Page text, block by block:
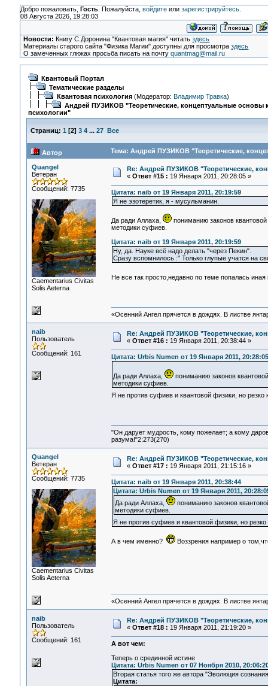
Добро пожаловать, Гость. Пожалуйста, войдитеили зарегистрируйтесь.
08 Августа 2026, 19:28:03
Новости: Книгу С.Доронина "Квантовая магия" читатьздесь
Материалы старого сайта "Физика Магии" доступны для просмотраздесь
О замеченных глюках просьба писать на почтуquantmag@mail.ru
Квантовый Портал
Тематические разделы
Квантовая психология(Модератор: Владимир Травка)
Андрей ПУЗИКОВ "Теоретические, концептуальные основы
психологии"
Страниц: 1 [2] 3 4 ... 27 Все
Автор Тема: Андрей ПУЗИКОВ "Теоретические,
Quangel
Ветеран
Сообщений: 7735
Сaementarius Civitas
Solis Aeterna
Re: Андрей ПУЗИКОВ "Теоретические,
« Ответ #15 : 19 Января 2011, 20:28:05 »
Цитата: naib от 19 Января 2011, 20:19:59
Я не эзотеретик, я - мусульманин.
Да ради Аллаха,
пониманию законов
методики суфиев.
Цитата: naib от 19 Января 2011, 20:19:59
Ну, да. Науке всё надо делать "через Пекин".
Сразу вспомнилось :" Только глупые учатся на
Не все так просто,недавно по теме попалась
«Осенний Ангел прячется в дождях. В листве
naib
Пользователь
Сообщений: 161
Re: Андрей ПУЗИКОВ "Теоретические,
« Ответ #16 : 19 Января 2011, 20:38:44 »
Цитата: Urbis Numen от 19 Января 2011, 20:28:05
Да ради Аллаха,
пониманию законов
методики суфиев.
Я не против суфиев и квантовой физики, но резко
"Он дарует мудрость, кому пожелает; а кому
разума!"2:273(270)
Quangel
Ветеран
Сообщений: 7735
Сaementarius Civitas
Solis Aeterna
Re: Андрей ПУЗИКОВ "Теоретические,
« Ответ #17 : 19 Января 2011, 21:15:16 »
Цитата: naib от 19 Января 2011, 20:38:44
Цитата: Urbis Numen от 19 Января 2011,
Да ради Аллаха,
пониманию законов
методики суфиев.
Я не против суфиев и квантовой физики, но
А в чем именно? Воззрения например о
«Осенний Ангел прячется в дождях. В листве
naib
Пользователь
Сообщений: 161
Re: Андрей ПУЗИКОВ "Теоретические,
« Ответ #18 : 19 Января 2011, 21:19:20 »
А вот чeм:
Теперь о срединной истине
Цитата: Urbis Numen от 07 Ноября 2010,
Вторая статья того же автора "Эволюция
Цитата: